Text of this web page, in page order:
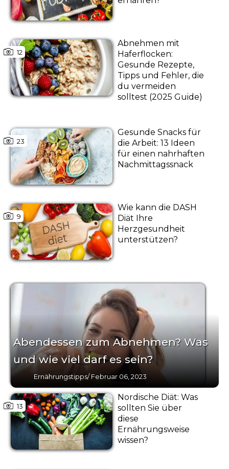
12
Abnehmen mit
Haferflocken:
Gesunde Rezepte,
Tipps und Fehler, die
du vermeiden
solltest (2025 Guide)
23
Gesunde Snacks für
die Arbeit: 13 Ideen
für einen nahrhaften
Nachmittagssnack
9
Wie kann die DASH
Diät Ihre
Herzgesundheit
unterstützen?
Abendessen zum Abnehmen? Was
und wie viel darf es sein?
Ernährungstipps/Februar 06, 2023
13
Nordische Diät: Was
sollten Sie über
diese
Ernährungsweise
wissen?